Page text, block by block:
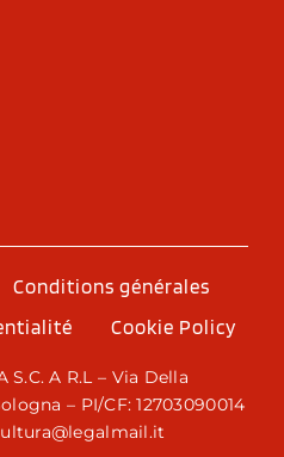
Conditions générales
Cookie Policy
S.C. A R.L – Via Della
– PI/CF: 12703090014